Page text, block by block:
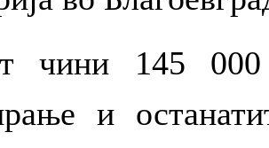
чини 145
и